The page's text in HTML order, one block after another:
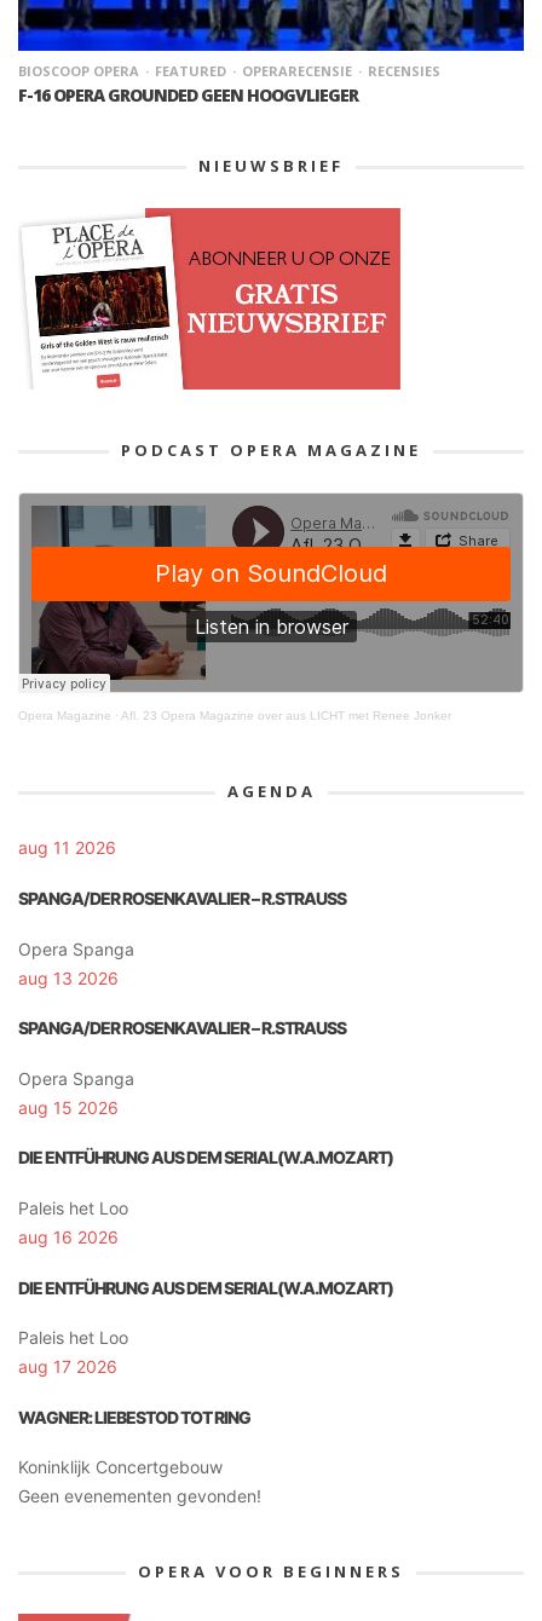
BIOSCOOP OPERA FEATURED OPERARECENSIE RECENSIES
F-16 OPERA GROUNDED GEEN HOOGVLIEGER
NIEUWSBRIEF
PODCAST OPERA MAGAZINE
Opera Magazine · Afl. 23 Opera Magazine over aus LICHT met Renee Jonker
AGENDA
aug 11 2026
SPANGA/DER ROSENKAVALIER – R.STRAUSS
Opera Spanga
aug 13 2026
SPANGA/DER ROSENKAVALIER – R.STRAUSS
Opera Spanga
aug 15 2026
DIE ENTFÜHRUNG AUS DEM SERIAL(W.A.MOZART)
Paleis het Loo
aug 16 2026
DIE ENTFÜHRUNG AUS DEM SERIAL(W.A.MOZART)
Paleis het Loo
aug 17 2026
WAGNER: LIEBESTOD TOT RING
Koninklijk Concertgebouw
Geen evenementen gevonden!
OPERA VOOR BEGINNERS